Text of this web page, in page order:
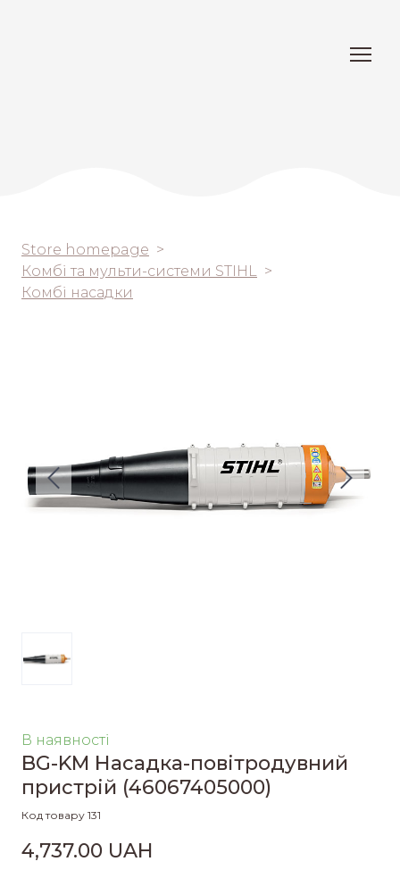
Store homepage
Комбі та мульти-системи STIHL
Комбі насадки
В наявності
BG-KM Насадка-повітродувний
пристрій (46067405000)
Код товару 131
4,737.00 UAH